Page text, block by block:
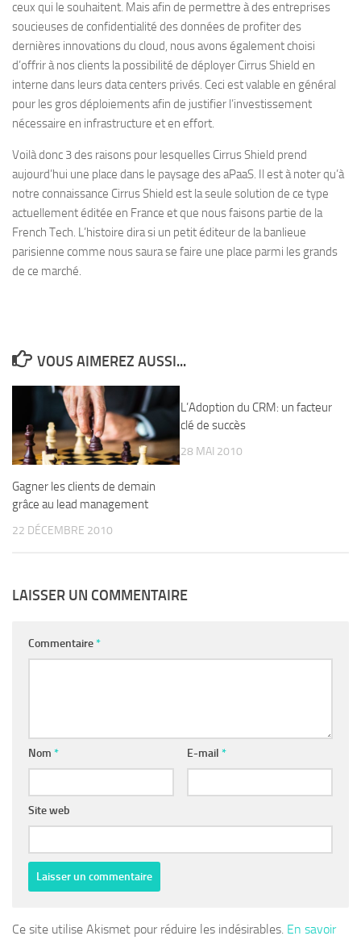
ceux qui le souhaitent. Mais afin de permettre à des entreprises
soucieuses de confidentialité des données de profiter des
dernières innovations du cloud, nous avons également choisi
d’offrir à nos clients la possibilité de déployer Cirrus Shield en
interne dans leurs data centers privés. Ceci est valable en général
pour les gros déploiements afin de justifier l’investissement
nécessaire en infrastructure et en effort.
Voilà donc 3 des raisons pour lesquelles Cirrus Shield prend
aujourd’hui une place dans le paysage des aPaaS. Il est à noter qu’à
notre connaissance Cirrus Shield est la seule solution de ce type
actuellement éditée en France et que nous faisons partie de la
French Tech. L’histoire dira si un petit éditeur de la banlieue
parisienne comme nous saura se faire une place parmi les grands
de ce marché.
VOUS AIMEREZ AUSSI...
Gagner les clients de demain
grâce au lead management
22 DÉCEMBRE 2010
L’Adoption du CRM: un facteur
clé de succès
28 MAI 2010
LAISSER UN COMMENTAIRE
Commentaire*
Nom * E-mail *
Site web
Ce site utilise Akismet pour réduire les indésirables. En savoir